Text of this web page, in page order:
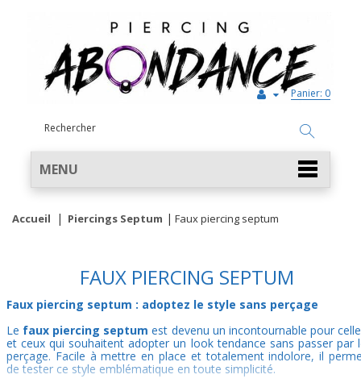
Panier: 0
MENU
Accueil Piercings Septum Faux piercing septum
FAUX PIERCING SEPTUM
Faux piercing septum : adoptez le style sans perçage
Le faux piercing septum est devenu un incontournable pour
et ceux qui souhaitent adopter un look tendance sans passer par
perçage. Facile à mettre en place et totalement indolore, il
de tester ce style emblématique en toute simplicité.